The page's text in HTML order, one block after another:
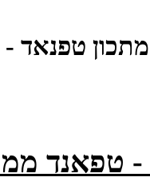
מתכון טפנאד
טפאנד